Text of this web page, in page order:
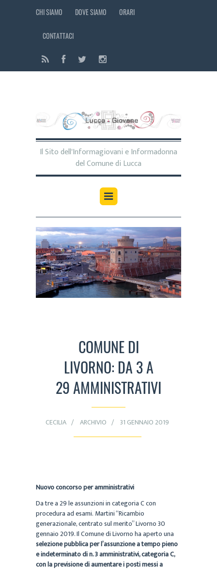
CHI SIAMO DOVE SIAMO ORARI
CONTATTACI
Il Sito dell'Informagiovani e Informadonna
del Comune di Lucca
COMUNE DI
LIVORNO: DA 3 A
29 AMMINISTRATIVI
CECILIA ARCHIVIO 31 GENNAIO 2019
Nuovo concorso per amministrativi
Da tre a 29 le assunzioni in categoria C con
procedura ad esami. Martini “Ricambio
generazionale, centrato sul merito”Livorno 30
gennaio 2019. Il Comune di Livorno ha aperto una
selezione pubblica per l’assunzione a tempo pieno
e indeterminato di n. 3 amministrativi, categoria C,
con la previsione di aumentare i posti messi a